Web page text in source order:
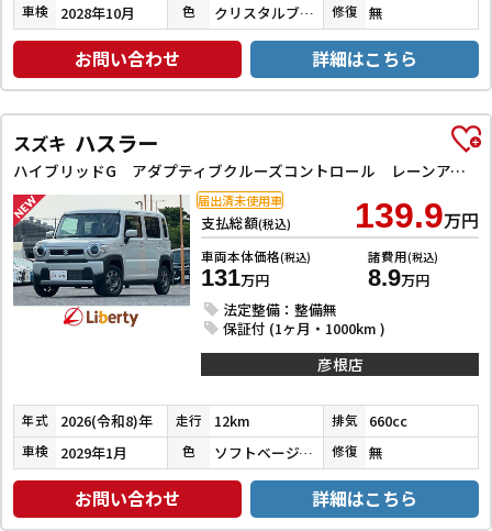
車検 2028年10月 色 クリスタルブラックパール 修復 無
お問い合わせ 詳細はこちら
スズキ ハスラー
ハイブリッドG アダプティブクルーズコントロール レーンアシスト 衝突被害軽減システム オートライト LEDヘッドランプ スマートキー アイドリングストップ 電動格納ミラー シートヒーター CVT
支払総額(税込) 139.9万円
車両本体価格(税込)
131万円
諸費用(税込)
8.9万円
法定整備：整備無
保証付 (1ヶ月・1000km )
届出済未使用車
彦根店
年式 2026(令和8)年 走行 12km 排気 660cc
車検 2029年1月 色 ソフトベージュメタリック 修復 無
お問い合わせ 詳細はこちら